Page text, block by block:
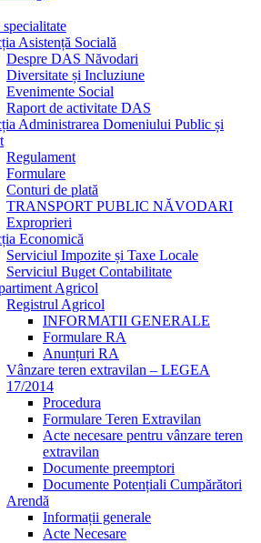
Asistență Socială
Despre DAS Năvodari
Diversitate și Incluziune
Evenimente Social
Raport de activitate DAS
Administrarea Domeniului Public și
Regulament
Formulare
Conturi de plată
TRANSPORT PUBLIC NĂVODARI
Exproprieri
Economică
Serviciul Impozite și Taxe Locale
Serviciul Buget Contabilitate
Agricol
Registrul Agricol
INFORMATII GENERALE
Formulare RA
Anunțuri RA
Vânzare teren extravilan – LEGEA
17/2014
Procedura
Formulare Teren Extravilan
Acte necesare pentru vânzare teren
extravilan
Documente preemptori
Documente Potențiali Cumpărători
Arendă
Informații generale
Acte Necesare